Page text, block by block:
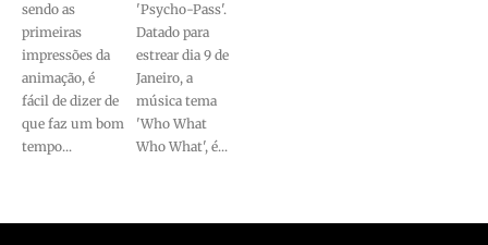
sendo as
primeiras
impressões da
animação, é
fácil de dizer de
que faz um bom
tempo...
'Psycho-Pass'.
Datado para
estrear dia 9 de
Janeiro, a
música tema
'Who What
Who What', é...